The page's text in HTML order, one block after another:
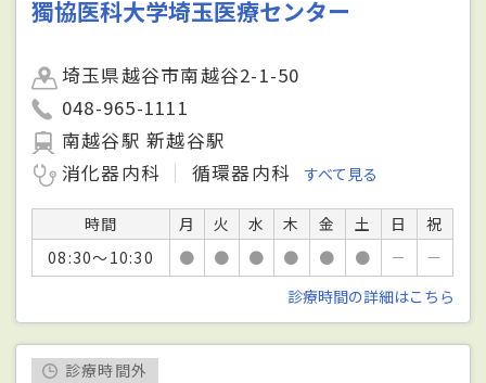
獨協医科大学埼玉医療センター
埼玉県越谷市南越谷2-1-50
048-965-1111
南越谷駅 新越谷駅
消化器内科
循環器内科 すべて見る
時間 月 火 水 木 金 土 日
祝
08:30～10:30
● ● ● ● ● ● －
－
診療時間の詳細はこちら
診療時間外